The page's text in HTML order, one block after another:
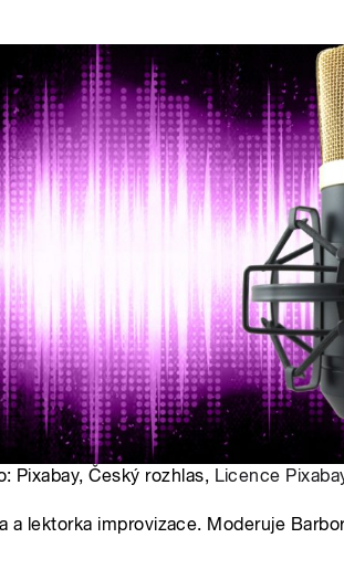
Pixabay, Český rozhlas, Licence
a lektorka improvizace. Moderuje